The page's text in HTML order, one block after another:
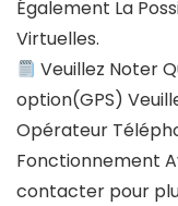
Également La
Virtuelles.
Veuillez Noter
option(GPS)
Opérateur
Fonctionnement
contacter pour